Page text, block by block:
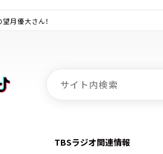
月優大さん！
TBSラジオ関連情報